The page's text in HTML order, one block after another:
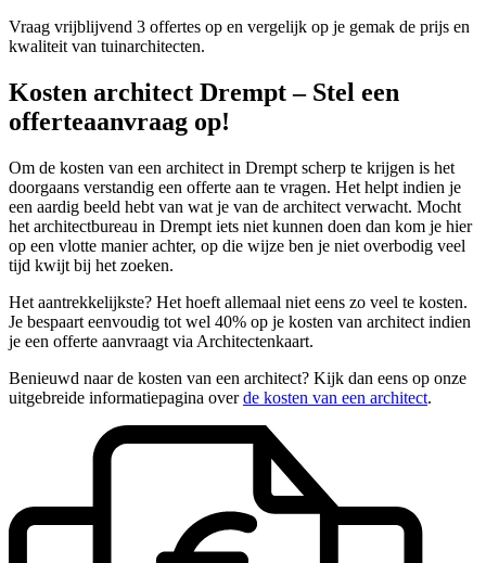
Vraag vrijblijvend 3 offertes op en vergelijk op je gemak de prijs en
kwaliteit van tuinarchitecten.
Kosten architect Drempt – Stel een
offerteaanvraag op!
Om de kosten van een architect in Drempt scherp te krijgen is het
doorgaans verstandig een offerte aan te vragen. Het helpt indien je
een aardig beeld hebt van wat je van de architect verwacht. Mocht
het architectbureau in Drempt iets niet kunnen doen dan kom je hier
op een vlotte manier achter, op die wijze ben je niet overbodig veel
tijd kwijt bij het zoeken.
Het aantrekkelijkste? Het hoeft allemaal niet eens zo veel te kosten.
Je bespaart eenvoudig tot wel 40% op je kosten van architect indien
je een offerte aanvraagt via Architectenkaart.
Benieuwd naar de kosten van een architect? Kijk dan eens op onze
uitgebreide informatiepagina overde kosten van een architect.